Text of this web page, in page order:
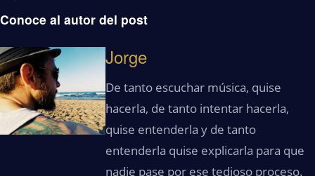
Conoce al autor del post
Jorge
De tanto escuchar música, quise
hacerla, de tanto intentar hacerla,
quise entenderla y de tanto
entenderla quise explicarla para que
nadie pase por ese tedioso proceso.